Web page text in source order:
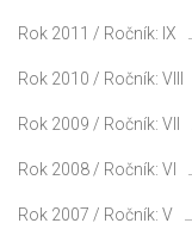
Rok 2011 / Ročník: IX
Rok 2010 / Ročník: VIII
Rok 2009 / Ročník: VII
Rok 2008 / Ročník: VI
Rok 2007 / Ročník: V